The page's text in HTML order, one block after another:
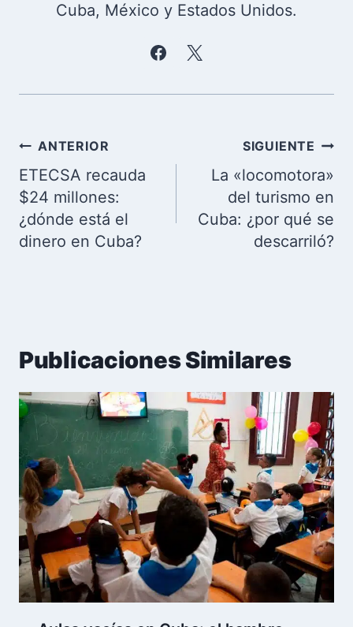
Cuba, México y Estados Unidos.
Navegación
de
entradas
ANTERIOR
ETECSA recauda
$24 millones:
¿dónde está el
dinero en Cuba?
SIGUIENTE
La «locomotora»
del turismo en
Cuba: ¿por qué se
descarriló?
Publicaciones Similares